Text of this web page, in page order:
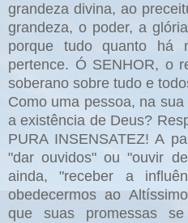
grandeza divina, ao
grandeza, o poder, a
porque tudo quanto
pertence. Ó SENHOR, o
soberano sobre tudo e
Como uma pessoa, na
a existência de Deus?
PURA INSENSATEZ! A
"dar ouvidos" ou "ouvir
ainda, "receber a
obedecermos ao
que suas promessas